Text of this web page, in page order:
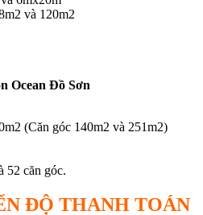
và 120m2
Ocean Đồ Sơn
(Căn góc 140m2 và 251m2)
52 căn góc.
ĐỘ THANH TOÁN